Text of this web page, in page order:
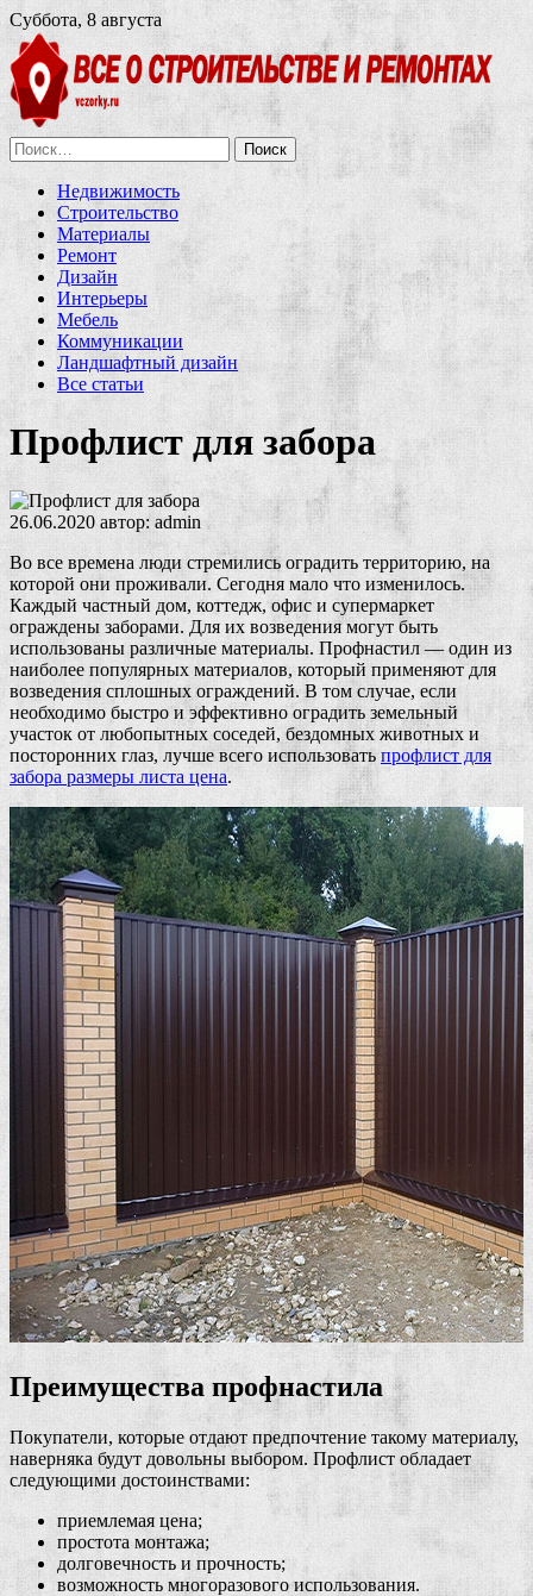
Суббота, 8 августа
Найти:
Недвижимость
Строительство
Материалы
Ремонт
Дизайн
Интерьеры
Мебель
Коммуникации
Ландшафтный дизайн
Все статьи
Профлист для забора
26.06.2020 автор: admin
Во все времена люди стремились оградить территорию, на
которой они проживали. Сегодня мало что изменилось.
Каждый частный дом, коттедж, офис и супермаркет
ограждены заборами. Для их возведения могут быть
использованы различные материалы. Профнастил — один из
наиболее популярных материалов, который применяют для
возведения сплошных ограждений. В том случае, если
необходимо быстро и эффективно оградить земельный
участок от любопытных соседей, бездомных животных и
посторонних глаз, лучше всего использовать профлист для
забора размеры листа цена.
Преимущества профнастила
Покупатели, которые отдают предпочтение такому материалу,
наверняка будут довольны выбором. Профлист обладает
следующими достоинствами:
приемлемая цена;
простота монтажа;
долговечность и прочность;
возможность многоразового использования.